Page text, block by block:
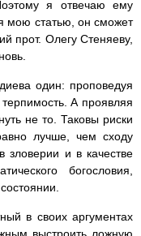
я отвечаю ему
мою статью, он сможет
прот. Олегу Стеняеву,
один: проповедуя
А проявляя
не то. Таковы риски
лучше, чем сходу
зловерии и в качестве
богословия,
в своих аргументах